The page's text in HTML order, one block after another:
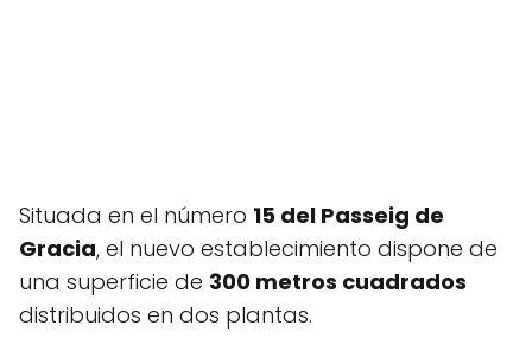
Situada en el número 15 del Passeig de
Gracia, el nuevo establecimiento dispone de
una superficie de 300 metros cuadrados
distribuidos en dos plantas.